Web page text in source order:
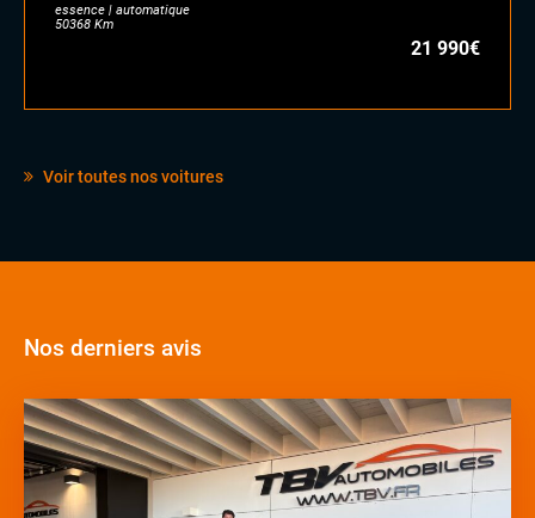
essence | automatique
50368 Km
21 990€
Voir toutes nos voitures
Nos derniers avis